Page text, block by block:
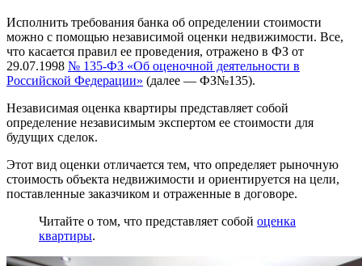
Исполнить требования банка об определении стоимости
можно с помощью независимой оценки недвижимости. Все,
что касается правил ее проведения, отражено в ФЗ от
29.07.1998 № 135-ФЗ «Об оценочной деятельности в
Российской Федерации» (далее — ФЗ№135).
Независимая оценка квартиры представляет собой
определение независимым экспертом ее стоимости для
будущих сделок.
Этот вид оценки отличается тем, что определяет рыночную
стоимость объекта недвижимости и ориентируется на цели,
поставленные заказчиком и отраженные в договоре.
Читайте о том, что представляет собой оценка
квартиры.